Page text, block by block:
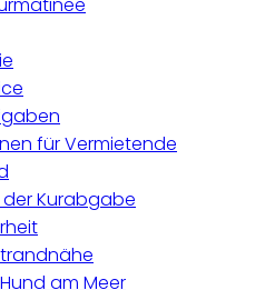
für Vermietende
Kurabgabe
am Meer